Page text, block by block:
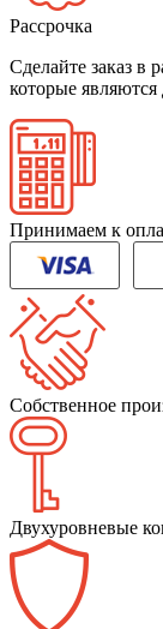
Рассрочка
Сделайте заказ в
которые
Принимаем к
Собственное
Двухуровневые